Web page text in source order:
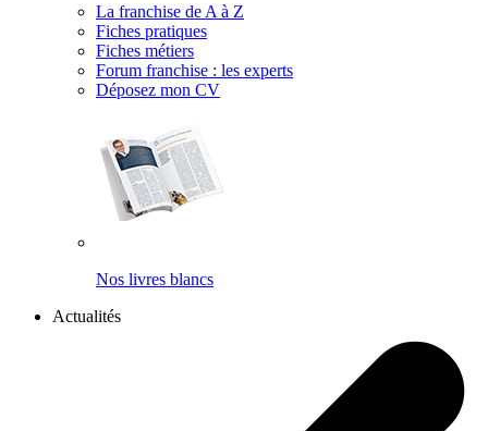
La franchise de A à Z
Fiches pratiques
Fiches métiers
Forum franchise : les experts
Déposez mon CV
Nos livres blancs
Actualités